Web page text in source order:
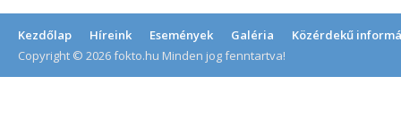
Kezdőlap Híreink Események Galéria
Közérdekű
Copyright © 2026 fokto.hu Minden jog fenntartva!